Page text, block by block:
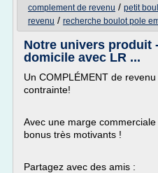
complement de revenu / petit
revenu / recherche boulot pole
Notre univers produit
domicile avec LR ...
Un COMPLÉMENT de
contrainte!
Avec une marge
bonus très motivants !
Partagez avec des amis :